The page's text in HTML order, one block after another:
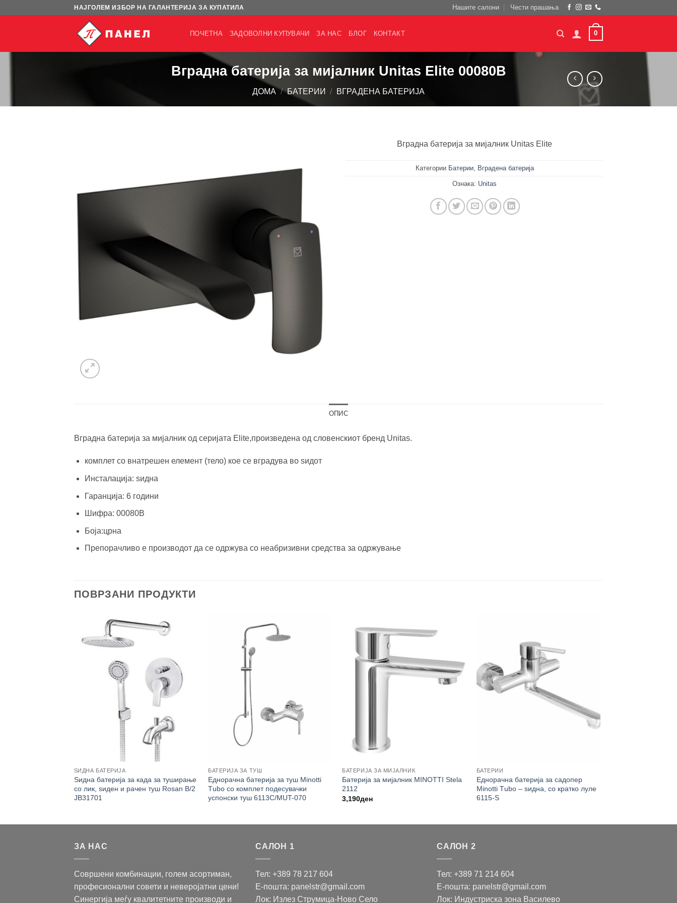
НАЈГОЛЕМ ИЗБОР НА ГАЛАНТЕРИЈА ЗА КУПАТИЛА Нашите салони Чести прашања
ПОЧЕТНА ЗАДОВОЛНИ КУПУВАЧИ ЗА НАС БЛОГ КОНТАКТ 0
Вградна батерија за мијалник Unitas Elite 00080B
ДОМА / БАТЕРИИ / ВГРАДЕНА БАТЕРИЈА
Вградна батерија за мијалник Unitas Elite
Категории Батерии, Вградена батерија
Ознака: Unitas
ОПИС
Вградна батерија за мијалник од серијата Elite,произведена од словенскиот бренд Unitas.
комплет со внатрешен елемент (тело) кое се вградува во sидот
Инсталација: sидна
Гаранција: 6 години
Шифра: 00080B
Боја:црна
Препорачливо е производот да се одржува со неабризивни средства за одржување
ПОВРЗАНИ ПРОДУКТИ
ЅИДНА БАТЕРИЈА
Ѕидна батерија за када за туширање
со лик, ѕиден и рачен туш Rosan B/2
JB31701
БАТЕРИЈА ЗА ТУШ
Еднорачна батерија за туш Minotti
Тubо со комплет подесувачки
успонски туш 6113C/MUT-070
БАТЕРИЈА ЗА МИЈАЛНИК
Батерија за мијалник MINOTTI Stela
2112
3,190ден
БАТЕРИИ
Еднорачна батерија за садопер
Minotti Тubo – ѕидна, со кратко луле
6115-S
ЗА НАС
Совршени комбинации, голем асортиман,
професионални совети и неверојатни цени!
Синергија меѓу квалитетните производи и
САЛОН 1
Тел: +389 78 217 604
Е-пошта: panelstr@gmail.com
Лок: Излез Струмица-Ново Село
САЛОН 2
Тел: +389 71 214 604
Е-пошта: panelstr@gmail.com
Лок: Индустриска зона Василево